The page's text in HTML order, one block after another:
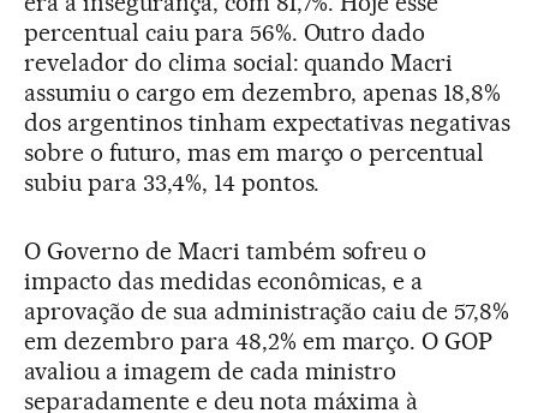
percentual caiu para 56%. Outro dado
revelador do clima social: quando Macri
assumiu o cargo em dezembro, apenas 18,8%
dos argentinos tinham expectativas negativas
sobre o futuro, mas em março o percentual
subiu para 33,4%, 14 pontos.
O Governo de Macri também sofreu o
impacto das medidas econômicas, e a
aprovação de sua administração caiu de 57,8%
em dezembro para 48,2% em março. O GOP
avaliou a imagem de cada ministro
separadamente e deu nota máxima à